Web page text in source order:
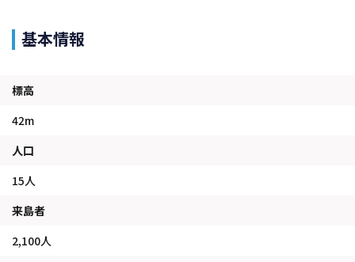
基本情報
標高
42m
人口
15人
来島者
2,100人